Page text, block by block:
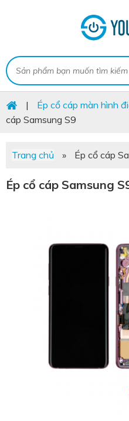
| Ép cổ cáp màn hình
cáp Samsung S9
Trang chủ » Ép cổ cáp
Ép cổ cáp Samsung